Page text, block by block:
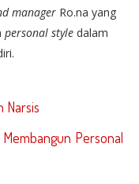
manager Ro.na yang
personal style dalam
Narsis
Personal